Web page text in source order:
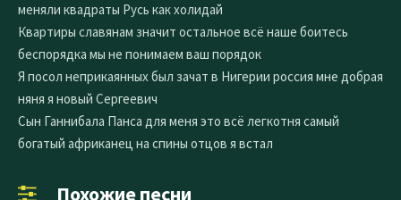
меняли квадраты Русь как холидай
Квартиры славянам значит остальное всё наше боитесь
беспорядка мы не понимаем ваш порядок
Я посол неприкаянных был зачат в Нигерии россия мне добрая
няня я новый Сергеевич
Сын Ганнибала Панса для меня это всё легкотня самый
богатый африканец на спины отцов я встал
Похожие песни